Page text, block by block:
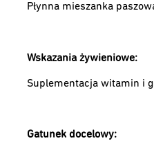
Płynna mieszanka
Wskazania żywieniowe:
Suplementacja witamin i
Gatunek docelowy: